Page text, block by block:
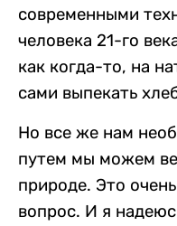
современными
человека 21-го
как когда-то, на
сами выпекать
Но все же нам
путем мы можем
природе. Это
вопрос. И я